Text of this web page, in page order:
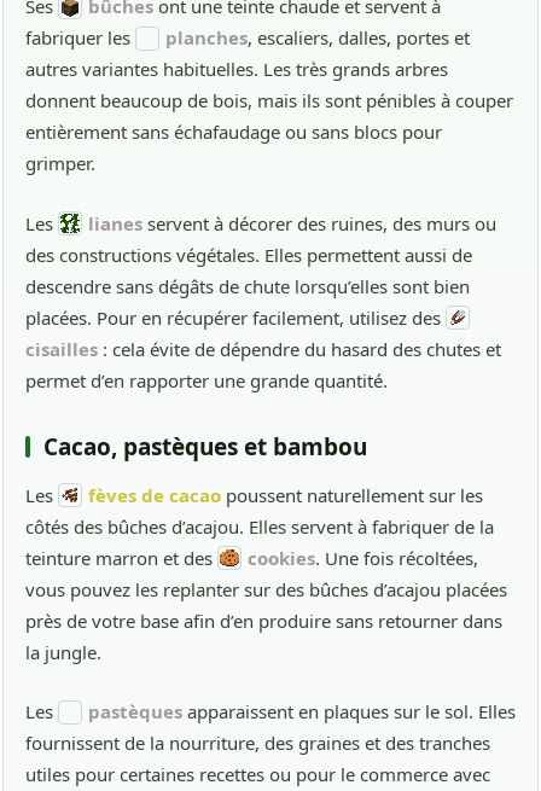
Ses bûches ont une teinte chaude et servent à
fabriquer les
planches, escaliers, dalles, portes et
autres variantes habituelles. Les très grands arbres
donnent beaucoup de bois, mais ils sont pénibles à couper
entièrement sans échafaudage ou sans blocs pour
grimper.
Les lianes servent à décorer des ruines, des murs ou
des constructions végétales. Elles permettent aussi de
descendre sans dégâts de chute lorsqu’elles sont bien
placées. Pour en récupérer facilement, utilisez des
cisailles : cela évite de dépendre du hasard des chutes et
permet d’en rapporter une grande quantité.
Cacao, pastèques et bambou
Les fèves de cacao poussent naturellement sur les
côtés des bûches d’acajou. Elles servent à fabriquer de la
teinture marron et des
cookies. Une fois récoltées,
vous pouvez les replanter sur des bûches d’acajou placées
près de votre base afin d’en produire sans retourner dans
la jungle.
Les pastèques apparaissent en plaques sur le sol. Elles
fournissent de la nourriture, des graines et des tranches
utiles pour certaines recettes ou pour le commerce avec